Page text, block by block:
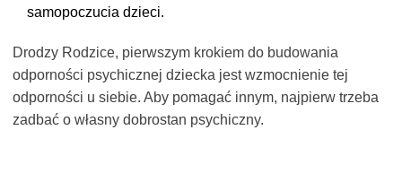
samopoczucia dzieci.
Drodzy Rodzice, pierwszym krokiem do budowania
odporności psychicznej dziecka jest wzmocnienie tej
odporności u siebie. Aby pomagać innym, najpierw trzeba
zadbać o własny dobrostan psychiczny.